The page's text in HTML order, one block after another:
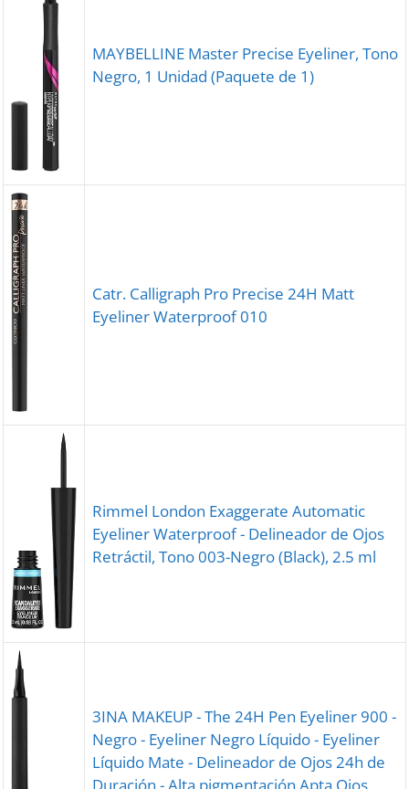
MAYBELLINE Master Precise Eyeliner, Tono
Negro, 1 Unidad (Paquete de 1)
Catr. Calligraph Pro Precise 24H Matt
Eyeliner Waterproof 010
Rimmel London Exaggerate Automatic
Eyeliner Waterproof - Delineador de Ojos
Retráctil, Tono 003-Negro (Black), 2.5 ml
3INA MAKEUP - The 24H Pen Eyeliner 900 -
Negro - Eyeliner Negro Líquido - Eyeliner
Líquido Mate - Delineador de Ojos 24h de
Duración - Alta pigmentación Apta Ojos